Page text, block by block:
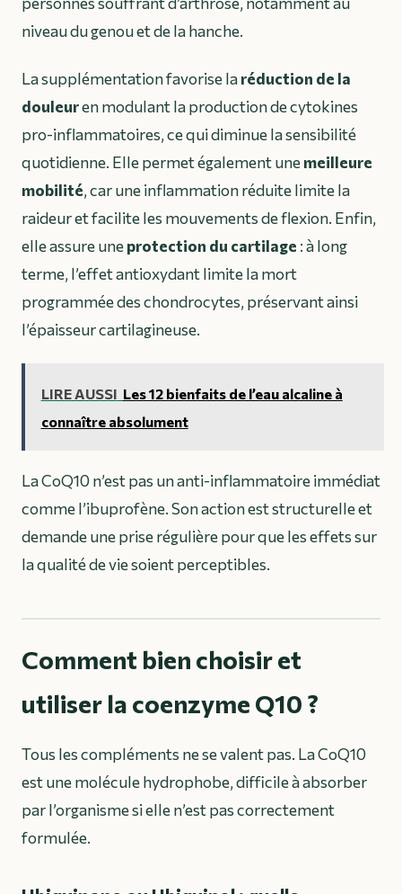
niveau du genou et de la hanche.
La supplémentation favorise laréduction de la
douleuren modulant la production de cytokines
pro-inflammatoires, ce qui diminue la sensibilité
quotidienne. Elle permet également unemeilleure
mobilité, car une inflammation réduite limite la
raideur et facilite les mouvements de flexion. Enfin,
elle assure uneprotection du cartilage : à long
terme, l’effet antioxydant limite la mort
programmée des chondrocytes, préservant ainsi
l’épaisseur cartilagineuse.
LIRE AUSSI Les 12 bienfaits de l’eau alcaline à
connaître absolument
La CoQ10 n’est pas un anti-inflammatoire immédiat
comme l’ibuprofène. Son action est structurelle et
demande une prise régulière pour que les effets sur
la qualité de vie soient perceptibles.
Comment bien choisir et
utiliser la coenzyme Q10 ?
Tous les compléments ne se valent pas. La CoQ10
est une molécule hydrophobe, difficile à absorber
par l’organisme si elle n’est pas correctement
formulée.